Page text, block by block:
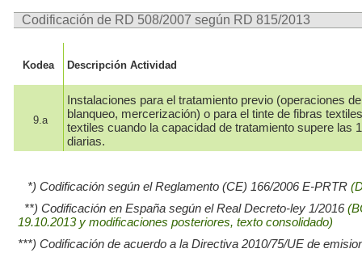
Codificación de RD 508/2007 según RD 815/2013
Kodea Descripción Actividad
9.a
Instalaciones para el tratamiento previo (operaciones
blanqueo, mercerización) o para el tinte de fibras
textiles cuando la capacidad de tratamiento supere las
diarias.
*) Codificación según el Reglamento (CE) 166/2006 E-PRTR
**) Codificación en España según el Real Decreto-ley 1/2016
19.10.2013 y modificaciones posteriores, texto consolidado)
***) Codificación de acuerdo a la Directiva 2010/75/UE de